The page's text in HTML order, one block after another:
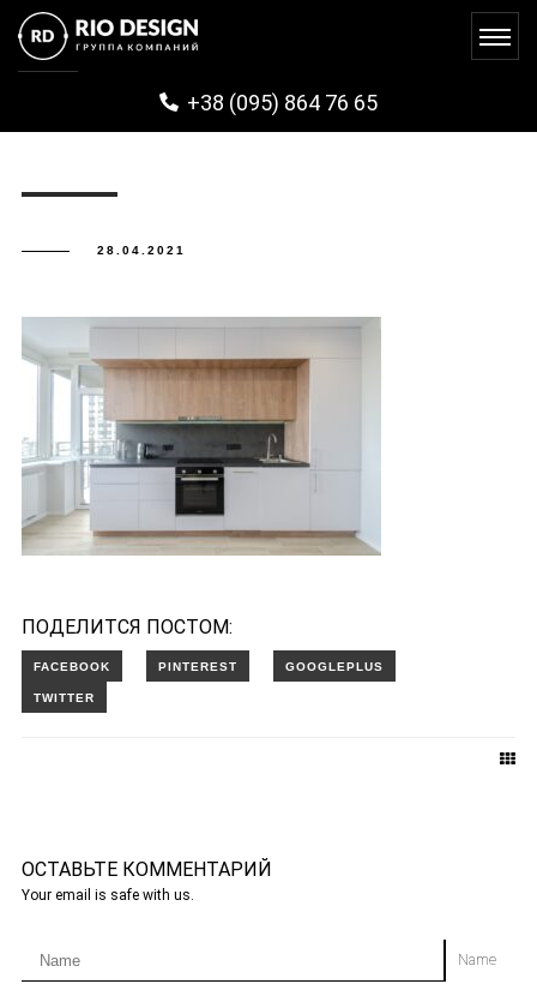
+38 (095) 864 76 65
ZHKVARSHAVSKIY (53)
28.04.2021
ПОДЕЛИТСЯ ПОСТОМ:
ОСТАВЬТЕ КОММЕНТАРИЙ
Your email is safe with us.
Name